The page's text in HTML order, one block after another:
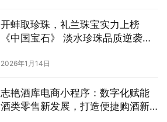
开蚌取珍珠，礼兰珠宝实力上榜
《中国宝石》 淡水珍珠品质逆袭，
2026年1月14日
志艳酒库电商小程序：数字化赋能
酒类零售新发展，打造便捷购酒新